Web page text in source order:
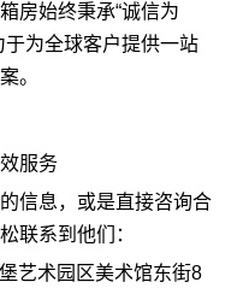
房始终秉承“诚信为
于为全球客户提供一站
。
服务
信息，或是直接咨询合
联系到他们：
艺术园区美术馆东街8